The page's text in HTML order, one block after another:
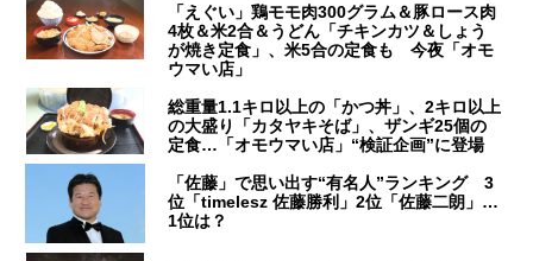
「えぐい」鶏モモ肉300グラム＆豚ロース肉
4枚＆米2合＆うどん「チキンカツ＆しょう
が焼き定食」、米5合の定食も 今夜「オモ
ウマい店」
総重量1.1キロ以上の「かつ丼」、2キロ以上
の大盛り「カタヤキそば」、ザンギ25個の
定食…「オモウマい店」“検証企画”に登場
「佐藤」で思い出す“有名人”ランキング 3
位「timelesz 佐藤勝利」2位「佐藤二朗」…
1位は？